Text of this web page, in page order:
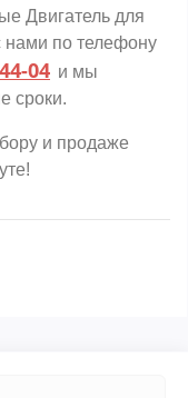
Двигатель для
нами по телефону
04 и мы
сроки.
и продаже